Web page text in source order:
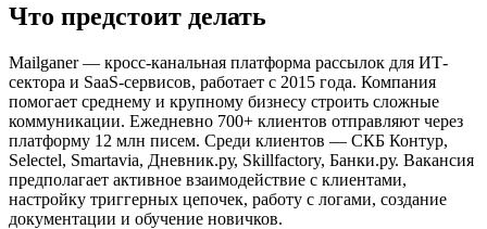
Что предстоит делать
Mailganer — кросс-канальная платформа рассылок для ИТ-
сектора и SaaS-сервисов, работает с 2015 года. Компания
помогает среднему и крупному бизнесу строить сложные
коммуникации. Ежедневно 700+ клиентов отправляют через
платформу 12 млн писем. Среди клиентов — СКБ Контур,
Selectel, Smartavia, Дневник.ру, Skillfactory, Банки.ру. Вакансия
предполагает активное взаимодействие с клиентами,
настройку триггерных цепочек, работу с логами, создание
документации и обучение новичков.